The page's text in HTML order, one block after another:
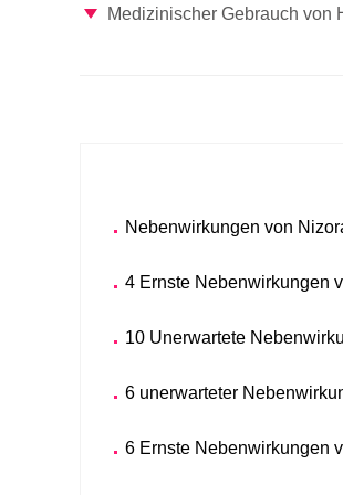
Medizinischer Gebrauch von
Nebenwirkungen von
4 Ernste Nebenwirkungen
10 Unerwartete
6 unerwarteter
6 Ernste Nebenwirkungen